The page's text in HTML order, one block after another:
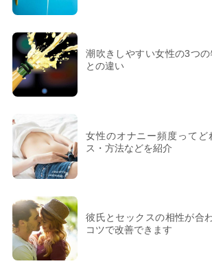
潮吹きしやすい女性の3つ
との違い
女性のオナニー頻度ってど
ス・方法などを紹介
彼氏とセックスの相性が合
コツで改善できます